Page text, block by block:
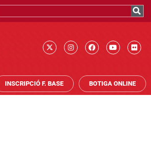
INSCRIPCIÓ F. BASE BOTIGA ONLINE